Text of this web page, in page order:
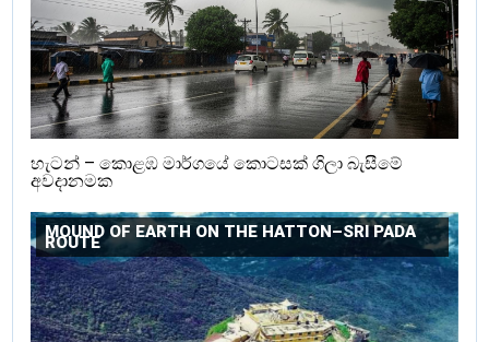
හැටන් – කොළඹ මාර්ගයේ කොටසක් ගිලා බැසීමේ
අවදානමක
MOUND OF EARTH ON THE HATTON–SRI PADA
ROUTE